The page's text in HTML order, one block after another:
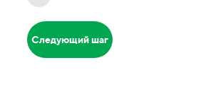
Следующий шаг